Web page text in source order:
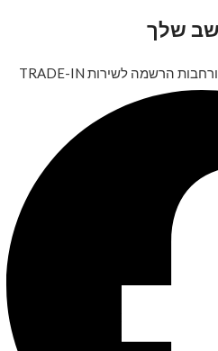
שלך
הרשמה לשירות TRADE-IN